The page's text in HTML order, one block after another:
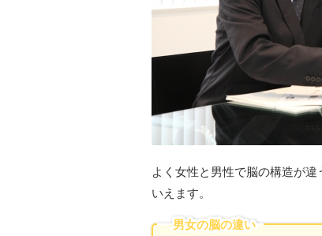
よく女性と男性で脳の構造が
いえます。
男女の脳の違い